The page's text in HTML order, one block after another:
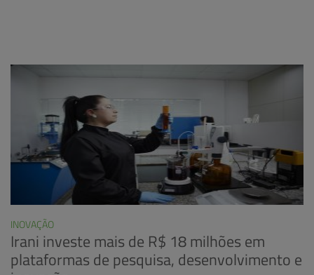
INOVAÇÃO
Irani investe mais de R$ 18 milhões em
plataformas de pesquisa, desenvolvimento e